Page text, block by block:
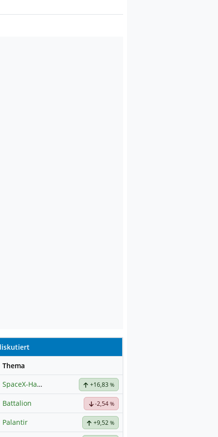
Thema
SpaceX-Haupt-Hauptforum +16,83 %
Battalion -2,54%
Palantir +9,52%